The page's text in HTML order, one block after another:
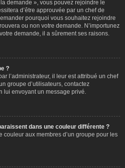
demande », vous pouvez rejoindre le
d’être approuvée par un chef de
pourquoi vous souhaitez rejoindre
ou non votre demande. N’importunez
demande, il a sûrement ses raisons.
?
l’administrateur, il leur est attribué un chef
groupe d’utilisateurs, contactez
lui envoyant un message privé.
dans une couleur différente ?
couleur aux membres d’un groupe pour les